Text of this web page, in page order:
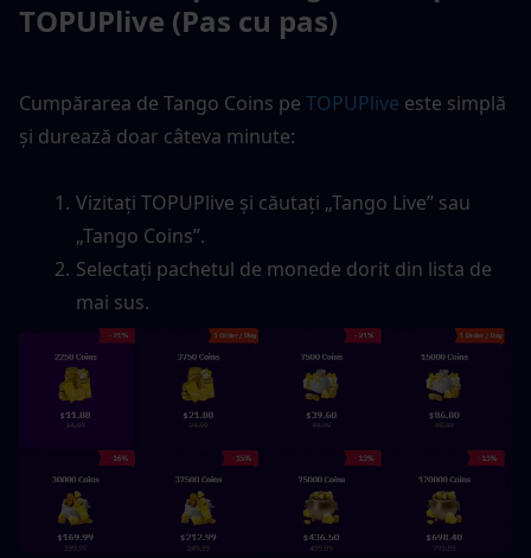
TOPUPlive (Pas cu pas)
Cumpărarea de Tango Coins pe TOPUPlive este simplă
și durează doar câteva minute:
Vizitați TOPUPlive și căutați „Tango Live” sau
„Tango Coins”.
Selectați pachetul de monede dorit din lista de
mai sus.